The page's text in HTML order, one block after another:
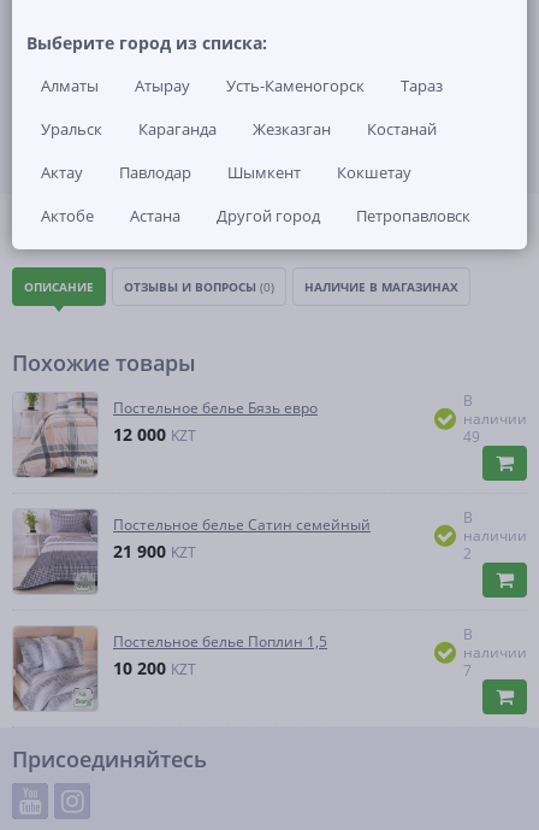
Артикул: -
ЗАКАЗАТЬ ТОВАР
ОПИСАНИЕ ОТЗЫВЫ И ВОПРОСЫ (0) НАЛИЧИЕ В МАГАЗИНАХ
Похожие товары
Постельное белье Бязь евро
12 000 KZT
В
наличии
49
Постельное белье Сатин семейный
21 900 KZT
В
наличии
2
Постельное белье Поплин 1,5
10 200 KZT
В
наличии
7
Присоединяйтесь
Выберите город из списка:
Алматы Атырау Усть-Каменогорск
Тараз
Уральск
Караганда Жезказган
Костанай
Актау
Павлодар Шымкент
Кокшетау
Актобе
Астана Другой город Петропавловск